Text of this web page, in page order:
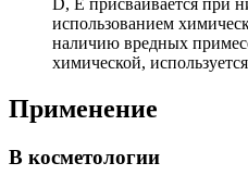
D, E присваивается при
использованием
наличию вредных
химической,
Применение
В косметологии